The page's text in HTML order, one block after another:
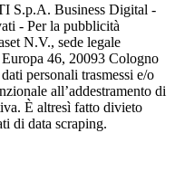
S.p.A. Business Digital -
- Per la pubblicità
N.V., sede legale
46, 20093 Cologno
personali trasmessi e/o
all’addestramento di
È altresì fatto divieto
di data scraping.